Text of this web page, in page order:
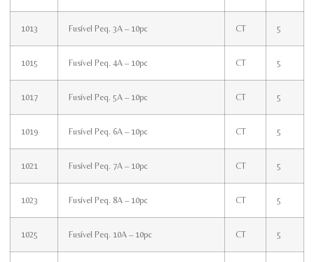
1013 Fusível Peq. 3A – 10pc CT 5
1015 Fusível Peq. 4A – 10pc CT 5
1017 Fusível Peq. 5A – 10pc CT 5
1019 Fusível Peq. 6A – 10pc CT 5
1021 Fusível Peq. 7A – 10pc CT 5
1023 Fusível Peq. 8A – 10pc CT 5
1025 Fusível Peq. 10A – 10pc CT 5